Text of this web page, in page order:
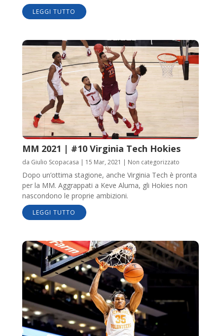
LEGGI TUTTO
MM 2021 | #10 Virginia Tech Hokies
da Giulio Scopacasa | 15 Mar, 2021 | Non categorizzato
Dopo un’ottima stagione, anche Virginia Tech è pronta
per la MM. Aggrappati a Keve Aluma, gli Hokies non
nascondono le proprie ambizioni.
LEGGI TUTTO